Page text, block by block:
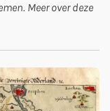
Meer over deze